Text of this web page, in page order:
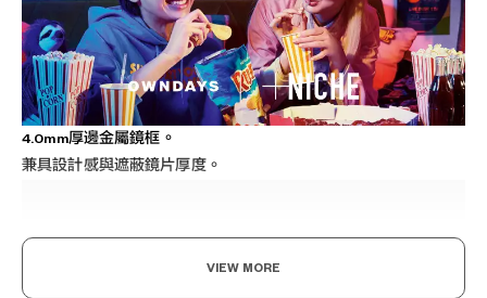
4.0mm厚邊金屬鏡框。
兼具設計感與遮蔽鏡片厚度。
VIEW MORE